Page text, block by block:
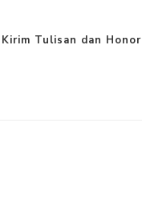
Kirim Tulisan dan Honor